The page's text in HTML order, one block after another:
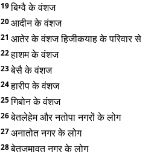
19बिग्वै के वंशज
20आदीन के वंशज
21 आतेर के वंशज हिजीकयाह के परिवार से
22हाशम के वंशज
23बेसै के वंशज
24हारीप के वंशज
25गिबोन के वंशज
26बेतलेहेम और नतोपा नगरों के लोग
27अनातोत नगर के लोग
28बेतजमावत नगर के लोग